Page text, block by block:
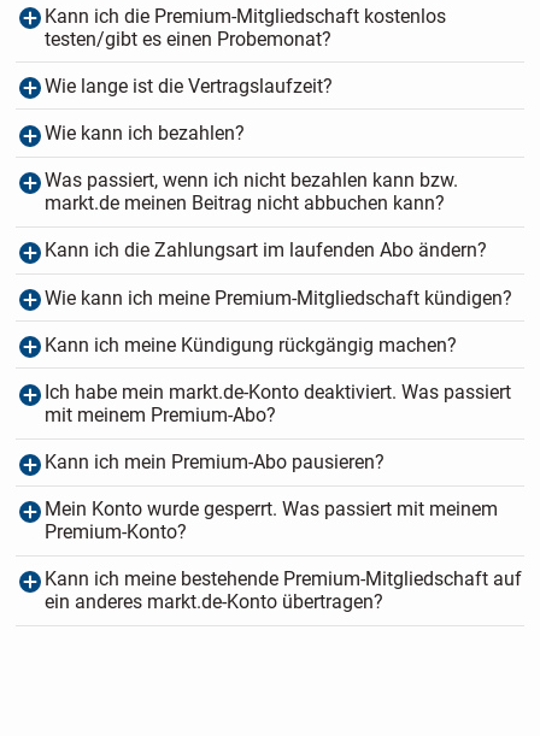
Kann ich die Premium-Mitgliedschaft kostenlos
testen/gibt es einen Probemonat?
Wie lange ist die Vertragslaufzeit?
Wie kann ich bezahlen?
Was passiert, wenn ich nicht bezahlen kann bzw.
markt.de meinen Beitrag nicht abbuchen kann?
Kann ich die Zahlungsart im laufenden Abo ändern?
Wie kann ich meine Premium-Mitgliedschaft kündigen?
Kann ich meine Kündigung rückgängig machen?
Ich habe mein markt.de-Konto deaktiviert. Was passiert
mit meinem Premium-Abo?
Kann ich mein Premium-Abo pausieren?
Mein Konto wurde gesperrt. Was passiert mit meinem
Premium-Konto?
Kann ich meine bestehende Premium-Mitgliedschaft auf
ein anderes markt.de-Konto übertragen?